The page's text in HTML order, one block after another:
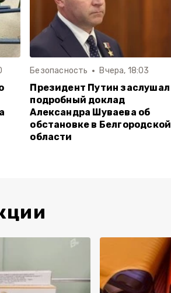
Безопасность Вчера, 18:03
Президент Путин заслушал
подробный доклад
Александра Шуваева об
обстановке в Белгородской
области